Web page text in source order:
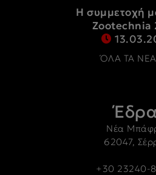
Η συμμετοχή
Zootechnia
ΌΛΑ ΤΑ
Νέα
62047,
+30 23240-